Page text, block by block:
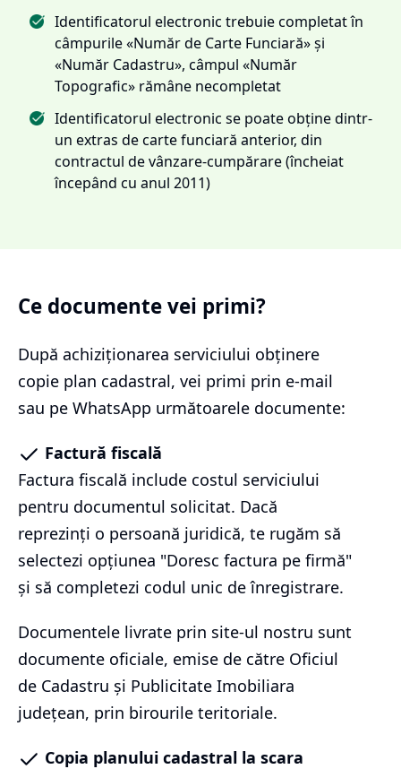
Identificatorul electronic trebuie completat în
câmpurile «Număr de Carte Funciară» și
«Număr Cadastru», câmpul «Număr
Topografic» rămâne necompletat
Identificatorul electronic se poate obține dintr-
un extras de carte funciară anterior, din
contractul de vânzare-cumpărare (încheiat
începând cu anul 2011)
Ce documente vei primi?
După achiziționarea serviciului obținere
copie plan cadastral, vei primi prin e-mail
sau pe WhatsApp următoarele documente:
Factură fiscală
Factura fiscală include costul serviciului
pentru documentul solicitat. Dacă
reprezinți o persoană juridică, te rugăm să
selectezi opțiunea "Doresc factura pe firmă"
și să completezi codul unic de înregistrare.
Documentele livrate prin site-ul nostru sunt
documente oficiale, emise de către Oficiul
de Cadastru și Publicitate Imobiliara
județean, prin birourile teritoriale.
Copia planului cadastral la scara